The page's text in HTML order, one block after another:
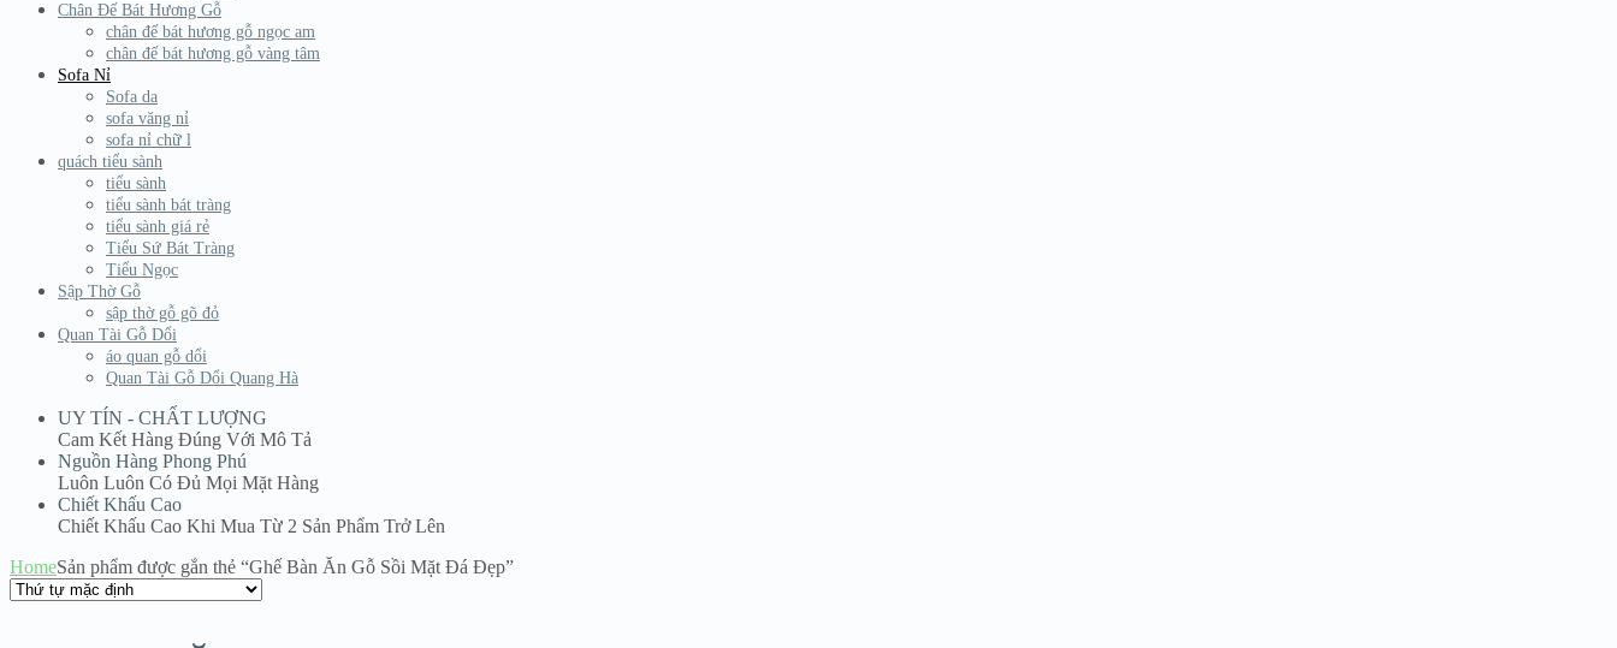
Chân Đế Bát Hương Gỗ
chân đế bát hương gỗ ngọc am
chân đế bát hương gỗ vàng tâm
Sofa Nỉ
Sofa da
sofa văng nỉ
sofa nỉ chữ l
quách tiểu sành
tiểu sành
tiểu sành bát tràng
tiểu sành giá rẻ
Tiểu Sứ Bát Tràng
Tiểu Ngọc
Sập Thờ Gỗ
sập thờ gỗ gõ đỏ
Quan Tài Gỗ Dổi
áo quan gỗ dổi
Quan Tài Gỗ Dổi Quang Hà
UY TÍN - CHẤT LƯỢNG
Cam Kết Hàng Đúng Với Mô Tả
Nguồn Hàng Phong Phú
Luôn Luôn Có Đủ Mọi Mặt Hàng
Chiết Khấu Cao
Chiết Khấu Cao Khi Mua Từ 2 Sản Phẩm Trở Lên
HomeSản phẩm được gắn thẻ “Ghế Bàn Ăn Gỗ Sồi Mặt Đá Đẹp”